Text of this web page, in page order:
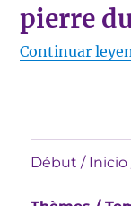
pierre
Continuar
Début / Inicio